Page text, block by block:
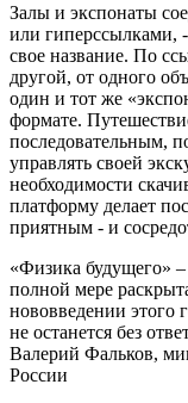
Залы и экспонаты
или гиперссылками,
свое название. По
другой, от одного
один и тот же
формате.
последовательным,
управлять своей
необходимости
платформу делает
приятным - и
«Физика будущего»
полной мере
нововведении этого
не останется без
Валерий Фальков,
России